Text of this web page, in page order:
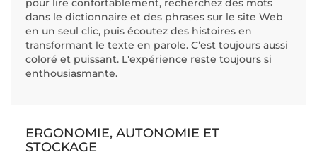
pour lire confortablement, recherchez des mots
dans le dictionnaire et des phrases sur le site Web
en un seul clic, puis écoutez des histoires en
transformant le texte en parole. C’est toujours aussi
coloré et puissant. L'expérience reste toujours si
enthousiasmante.
ERGONOMIE, AUTONOMIE ET
STOCKAGE